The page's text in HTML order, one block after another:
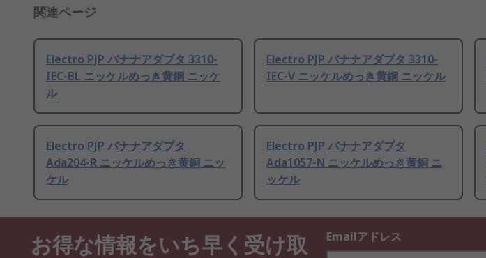
関連ページ
Electro PJP バナナアダプタ 3310-
IEC-BL ニッケルめっき黄銅 ニッケ
ル
Electro PJP バナナアダプタ 3310-
IEC-V ニッケルめっき黄銅 ニッケル
Electro PJP バナナアダプタ
Ada204-R ニッケルめっき黄銅 ニッ
ケル
Electro PJP バナナアダプタ
Ada1057-N ニッケルめっき黄銅 ニ
ッケル
お得な情報をいち早く受け取
Emailアドレス